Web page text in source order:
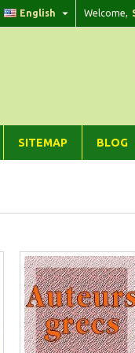
Welcome,
English 
SITEMAP BLOG